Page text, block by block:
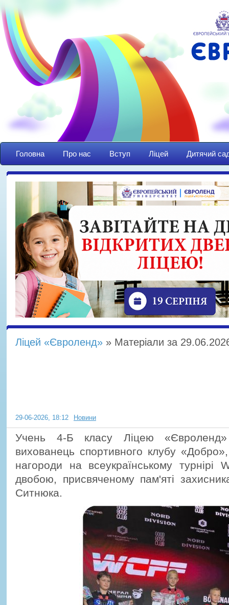
Головна Про нас Вступ Ліцей Дитячий
Ліцей «Євроленд» » Матеріали за
29-06-2026, 18:12 Новини
Учень 4-Б класу Ліцею
вихованець спортивного клубу
нагороди на всеукраїнському турнірі
двобою, присвяченому пам'яті
Ситнюка.